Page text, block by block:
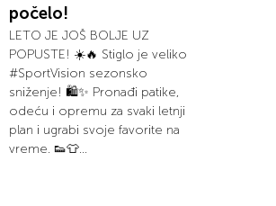
počelo!
LETO JE JOŠ BOLJE UZ
POPUSTE! ☀️🔥 Stiglo je veliko
#SportVision sezonsko
sniženje! 🛍️✨ Pronađi patike,
odeću i opremu za svaki letnji
plan i ugrabi svoje favorite na
vreme. 👟👕...